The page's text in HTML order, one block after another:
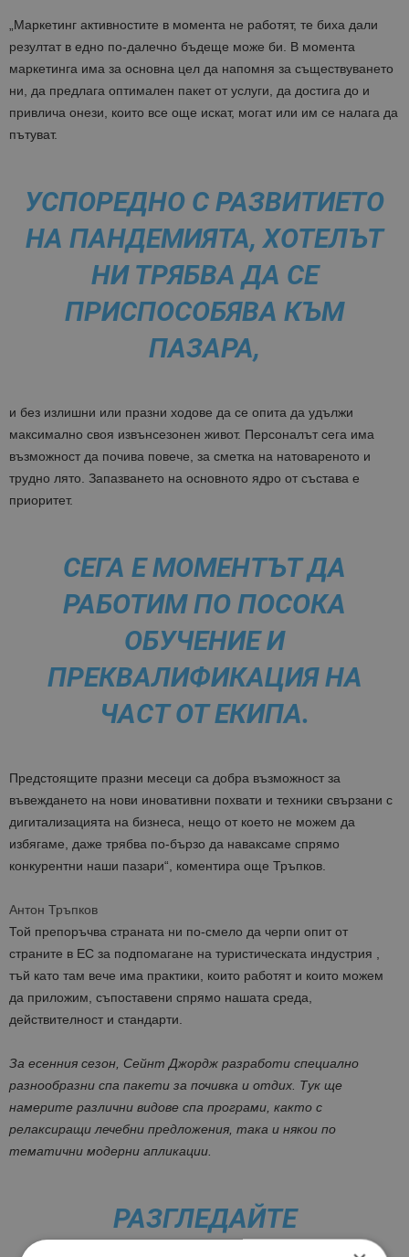
„Маркетинг активностите в момента не работят, те биха дали
резултат в едно по-далечно бъдеще може би. В момента
маркетинга има за основна цел да напомня за съществуването
ни, да предлага оптимален пакет от услуги, да достига до и
привлича онези, които все още искат, могат или им се налага да
пътуват.
УСПОРЕДНО С РАЗВИТИЕТО
НА ПАНДЕМИЯТА, ХОТЕЛЪТ
НИ ТРЯБВА ДА СЕ
ПРИСПОСОБЯВА КЪМ
ПАЗАРА,
и без излишни или празни ходове да се опита да удължи
максимално своя извънсезонен живот. Персоналът сега има
възможност да почива повече, за сметка на натовареното и
трудно лято. Запазването на основното ядро от състава е
приоритет.
СЕГА Е МОМЕНТЪТ ДА
РАБОТИМ ПО ПОСОКА
ОБУЧЕНИЕ И
ПРЕКВАЛИФИКАЦИЯ НА
ЧАСТ ОТ ЕКИПА.
Предстоящите празни месеци са добра възможност за
въвеждането на нови иновативни похвати и техники свързани с
дигитализацията на бизнеса, нещо от което не можем да
избягаме, даже трябва по-бързо да наваксаме спрямо
конкурентни наши пазари“, коментира още Тръпков.
Антон Тръпков
Той препоръчва страната ни по-смело да черпи опит от
страните в ЕС за подпомагане на туристическата индустрия ,
тъй като там вече има практики, които работят и които можем
да приложим, съпоставени спрямо нашата среда,
действителност и стандарти.
За есенния сезон, Сейнт Джордж разработи специално
разнообразни спа пакети за почивка и отдих. Тук ще
намерите различни видове спа програми, както с
релаксиращи лечебни предложения, така и някои по
тематични модерни апликации.
РАЗГЛЕДАЙТЕ